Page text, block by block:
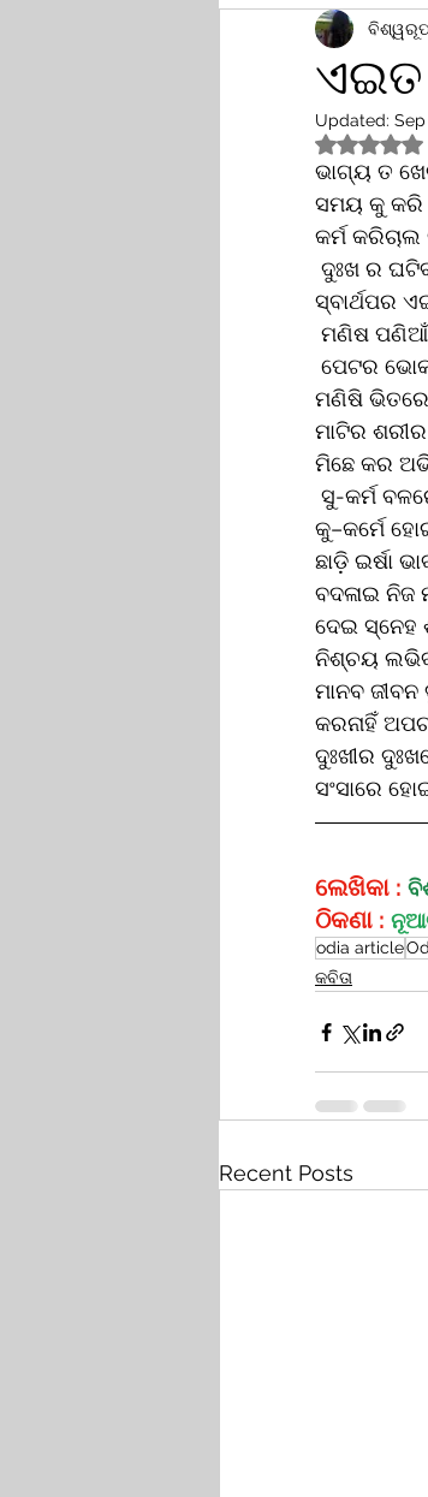
ଏଇତ
Updated: Sep
Rated
ଭାଗ୍ୟ ତ
ସମୟ କୁ କରି
କର୍ମ କରିଚାଲ
ଦୁଃଖ ର
ସ୍ବାର୍ଥପର
ମଣିଷ ପଣିଆଁ
ପେଟର
ମଣିଷି ଭିତରେ
ମାଟିର
ମିଛେ କର
ସୁ-କର୍ମ
କୁ–କର୍ମେ
ଛାଡ଼ି ଇର୍ଷା
ବଦଳାଇ ନିଜ
ଦେଇ ସ୍ନେହ
ନିଶ୍ଚୟ ଲଭିବ
ମାନବ ଜୀବନ
କରନାହିଁ
ଦୁଃଖୀର
ସଂସାରେ
ଲେଖିକା :
ଠିକଣା :
odia article
କବିତା
Recent Posts